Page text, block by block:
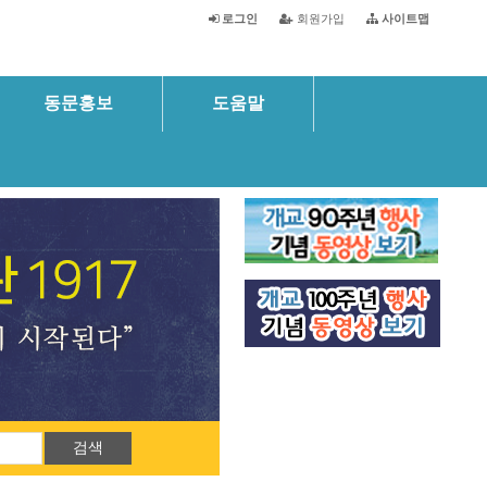
사이트맵
회원가입
로그인
동문홍보 도움말
검색
회장인사말